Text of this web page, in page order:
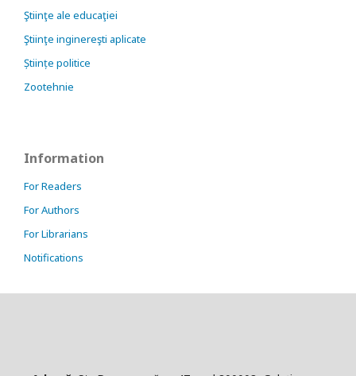
Ştiinţe ale educaţiei
Ştiinţe inginereşti aplicate
Științe politice
Zootehnie
Information
For Readers
For Authors
For Librarians
Notifications